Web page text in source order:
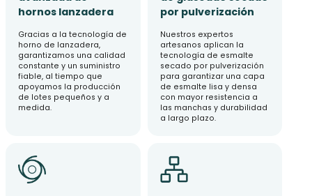
hornos lanzadera
Gracias a la tecnología de
horno de lanzadera,
garantizamos una calidad
constante y un suministro
fiable, al tiempo que
apoyamos la producción
de lotes pequeños y a
medida.
por pulverización
Nuestros expertos
artesanos aplican la
tecnología de esmalte
secado por pulverización
para garantizar una capa
de esmalte lisa y densa
con mayor resistencia a
las manchas y durabilidad
a largo plazo.